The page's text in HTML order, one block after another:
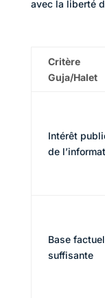
avec la liberté
Critère
Guja/Halet
Intérêt
de
Base
suffisante